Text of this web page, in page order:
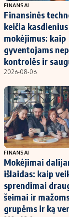
FINANSAI
Finansinės
keičia kasdienius
mokėjimus: kaip
gyventojams
kontrolės ir
2026-08-06
FINANSAI
Mokėjimai
išlaidas: kaip
sprendimai
šeimai ir
grupėms ir ką